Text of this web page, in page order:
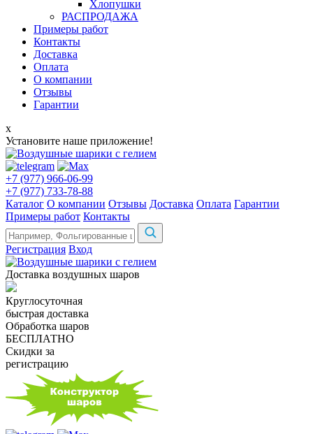
Хлопушки
РАСПРОДАЖА
Примеры работ
Контакты
Доставка
Оплата
О компании
Отзывы
Гарантии
x
Установите наше приложение!
+7 (977) 966-06-99
+7 (977) 733-78-88
Каталог О компании Отзывы Доставка Оплата Гарантии
Примеры работ Контакты
Регистрация Вход
Доставка воздушных шаров
Круглосуточная
быстрая доставка
Обработка шаров
БЕСПЛАТНО
Скидки за
регистрацию